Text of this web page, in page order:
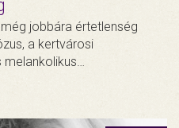
jobbára értetlenség
a kertvárosi